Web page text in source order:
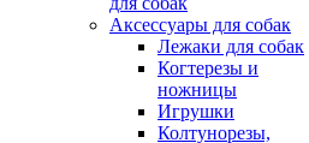
Аксессуары для собак
Лежаки для собак
Когтерезы и
ножницы
Игрушки
Колтунорезы,